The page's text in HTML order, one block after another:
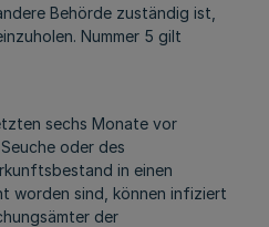
Behörde zuständig ist,
Nummer 5 gilt
sechs Monate vor
oder des
in einen
worden sind, können infiziert
der